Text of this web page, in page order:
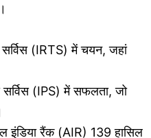
(IRTS) में चयन, जहां
सर्विस (IPS) में सफलता, जो
इंडिया रैंक (AIR) 139 हासिल